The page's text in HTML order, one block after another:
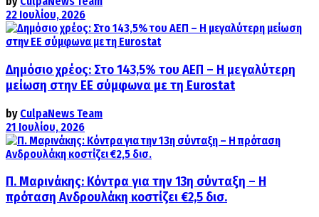
22 Ιουλίου, 2026
Δημόσιο χρέος: Στο 143,5% του ΑΕΠ – Η μεγαλύτερη
μείωση στην ΕΕ σύμφωνα με τη Eurostat
by CulpaNews Team
21 Ιουλίου, 2026
Π. Μαρινάκης: Κόντρα για την 13η σύνταξη – Η
πρόταση Ανδρουλάκη κοστίζει €2,5 δισ.